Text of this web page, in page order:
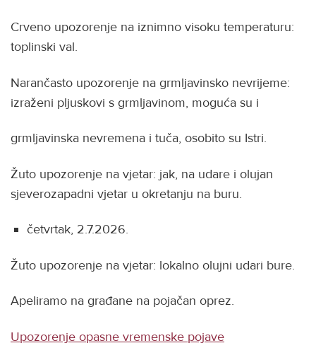
Crveno upozorenje na iznimno visoku temperaturu:
toplinski val.
Narančasto upozorenje na grmljavinsko nevrijeme:
izraženi pljuskovi s grmljavinom, moguća su i
grmljavinska nevremena i tuča, osobito su Istri.
Žuto upozorenje na vjetar: jak, na udare i olujan
sjeverozapadni vjetar u okretanju na buru.
četvrtak, 2.7.2026.
Žuto upozorenje na vjetar: lokalno olujni udari bure.
Apeliramo na građane na pojačan oprez.
Upozorenje opasne vremenske pojave